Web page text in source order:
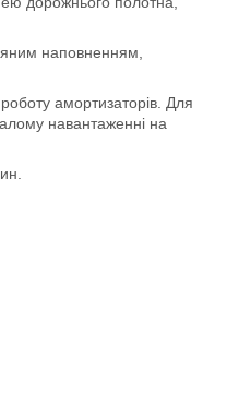
наповненням,
амортизаторів. Для
навантаженні на